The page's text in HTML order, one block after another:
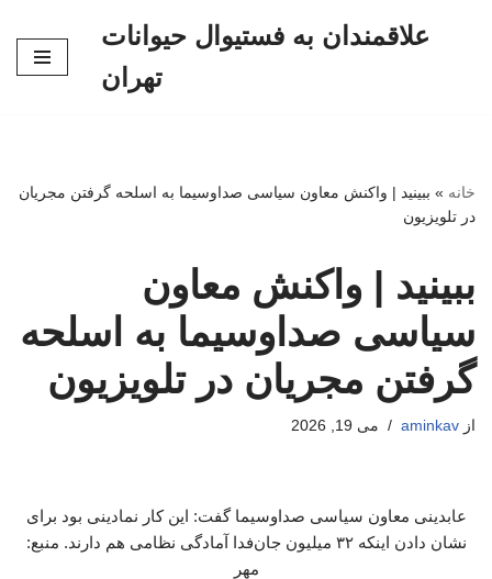
علاقمندان به فستیوال حیوانات
تهران
خانه » ببینید | واکنش معاون سیاسی صداوسیما به اسلحه گرفتن مجریان
در تلویزیون
ببینید | واکنش معاون
سیاسی صداوسیما به اسلحه
گرفتن مجریان در تلویزیون
از aminkav می 19, 2026
عابدینی معاون سیاسی صداوسیما گفت: این کار نمادینی بود برای
نشان دادن اینکه ۳۲ میلیون جان‌فدا آمادگی نظامی هم دارند. منبع:
مهر